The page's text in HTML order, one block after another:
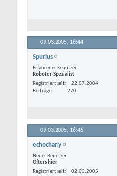
09.03.2005, 16:44
Spurius
Erfahrener Benutzer
Roboter-Spezialist
Registriert seit
22.07.2004
Beiträge
270
09.03.2005, 16:46
echocharly
Neuer Benutzer
Öfters hier
Registriert seit
02.03.2005